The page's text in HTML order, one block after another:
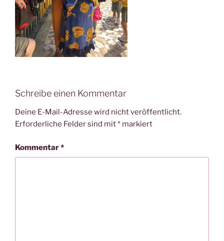
Schreibe einen Kommentar
Deine E-Mail-Adresse wird nicht veröffentlicht.
Erforderliche Felder sind mit* markiert
Kommentar*